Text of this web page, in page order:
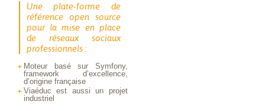
Une plate-forme de
référence open source
pour la mise en place
de réseaux sociaux
professionnels :
Moteur basé sur Symfony,
framework d’excellence,
d’origine française
Viaéduc est aussi un projet
industriel